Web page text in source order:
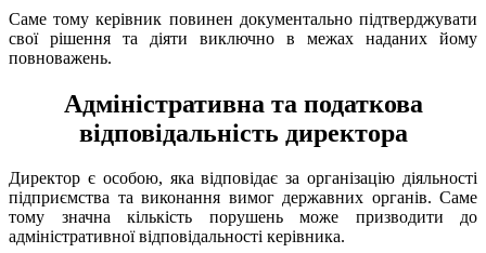
Саме тому керівник повинен документально підтверджувати
свої рішення та діяти виключно в межах наданих йому
повноважень.
Адміністративна та податкова
відповідальність директора
Директор є особою, яка відповідає за організацію діяльності
підприємства та виконання вимог державних органів. Саме
тому значна кількість порушень може призводити до
адміністративної відповідальності керівника.